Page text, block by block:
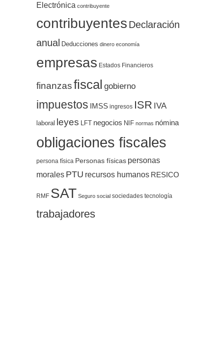
Electrónica contribuyente
contribuyentes Declaración
anual Deducciones dinero economía
empresas Estados Financieros
finanzasfiscal gobierno
impuestos IMSS ingresos ISR IVA
laboral leyes LFT negocios NIF normas nómina
obligaciones fiscales
persona física Personas físicas personas
morales PTU recursos humanos RESICO
RMF SAT Seguro social sociedades tecnología
trabajadores